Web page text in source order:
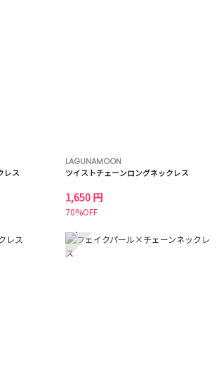
レス
LAGUNAMOON
ツイストチェーンロングネックレス
1,650 円
70%OFF
4